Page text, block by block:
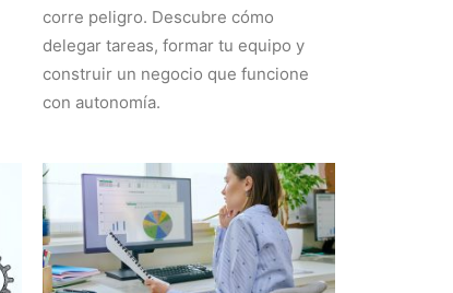
corre peligro. Descubre cómo
delegar tareas, formar tu equipo y
construir un negocio que funcione
con autonomía.